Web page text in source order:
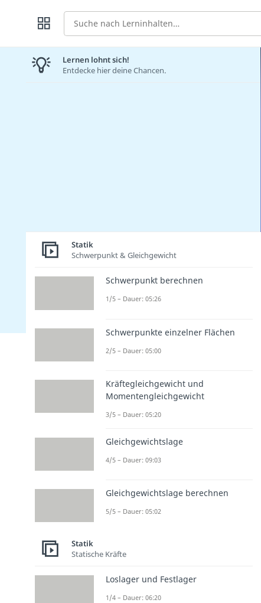
Suche
Lernen lohnt sich!
Entdecke hier deine Chancen.
Statik
Schwerpunkt & Gleichgewicht
Schwerpunkt berechnen
1/5 – Dauer: 05:26
Schwerpunkte einzelner Flächen
2/5 – Dauer: 05:00
Kräftegleichgewicht und
Momentengleichgewicht
3/5 – Dauer: 05:20
Gleichgewichtslage
4/5 – Dauer: 09:03
Gleichgewichtslage berechnen
5/5 – Dauer: 05:02
Statik
Statische Kräfte
Loslager und Festlager
1/4 – Dauer: 06:20